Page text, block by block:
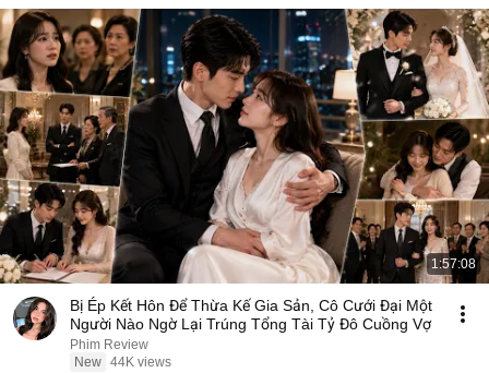
1:57:08
Bị Ép Kết Hôn Để Thừa Kế Gia Sản, Cô Cưới Đại Một
Người Nào Ngờ Lại Trúng Tổng Tài Tỷ Đô Cuồng Vợ
Phim Review
New 44K views